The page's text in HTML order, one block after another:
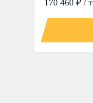
170 460 ₽ / т